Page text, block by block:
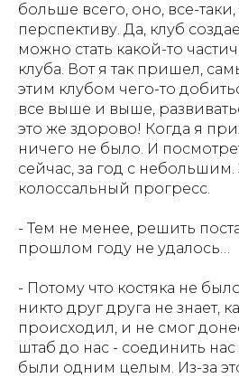
больше всего, оно, все-
перспективу. Да, клуб
можно стать какой-то
клуба. Вот я так пришел,
этим клубом чего-то
все выше и выше,
это же здорово! Когда я
ничего не было. И
сейчас, за год с небольшим.
колоссальный прогресс.
- Тем не менее, решить
прошлом году не удалось…
- Потому что костяка не
никто друг друга не знает,
происходил, и не смог
штаб до нас - соединить
были одним целым. Из-за